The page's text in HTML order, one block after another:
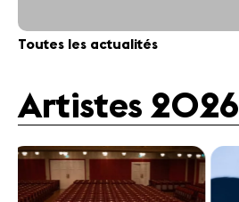
Toutes les actualités
Artistes 2026